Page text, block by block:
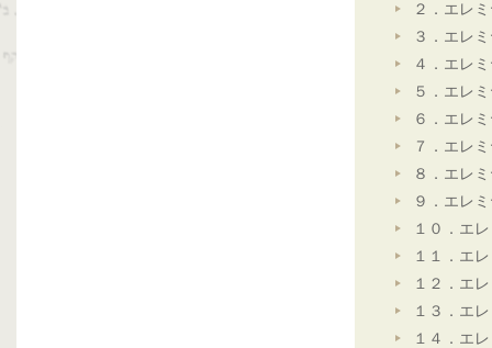
２．エレ
３．エレ
４．エレ
５．エレ
６．エレ
７．エレ
８．エレ
９．エレ
１０．エ
１１．エ
１２．エ
１３．エ
１４．エ